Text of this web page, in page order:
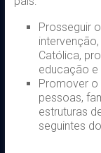
Prosseguir
Católica,
educação e
Promover o
pessoas,
estruturas
seguintes